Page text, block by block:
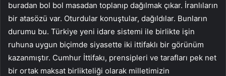
buradan bol bol masadan toplanıp dağılmak çıkar. İranlıların
bir atasözü var. Oturdular konuştular, dağıldılar. Bunların
durumu bu. Türkiye yeni idare sistemi ile birlikte işin
ruhuna uygun biçimde siyasette iki ittifaklı bir görünüm
kazanmıştır. Cumhur İttifakı, prensipleri ve tarafları pek net
bir ortak maksat birlikteliği olarak milletimizin